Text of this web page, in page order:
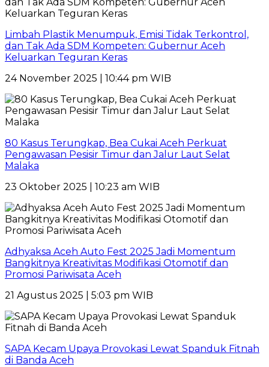
Limbah Plastik Menumpuk, Emisi Tidak Terkontrol,
dan Tak Ada SDM Kompeten: Gubernur Aceh
Keluarkan Teguran Keras
24 November 2025 | 10:44 pm WIB
80 Kasus Terungkap, Bea Cukai Aceh Perkuat
Pengawasan Pesisir Timur dan Jalur Laut Selat
Malaka
23 Oktober 2025 | 10:23 am WIB
Adhyaksa Aceh Auto Fest 2025 Jadi Momentum
Bangkitnya Kreativitas Modifikasi Otomotif dan
Promosi Pariwisata Aceh
21 Agustus 2025 | 5:03 pm WIB
SAPA Kecam Upaya Provokasi Lewat Spanduk Fitnah
di Banda Aceh